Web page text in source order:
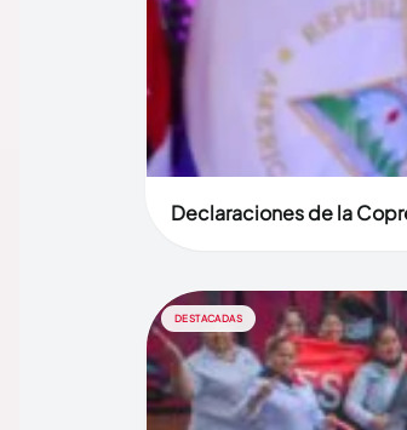
Declaraciones de la
DESTACADAS